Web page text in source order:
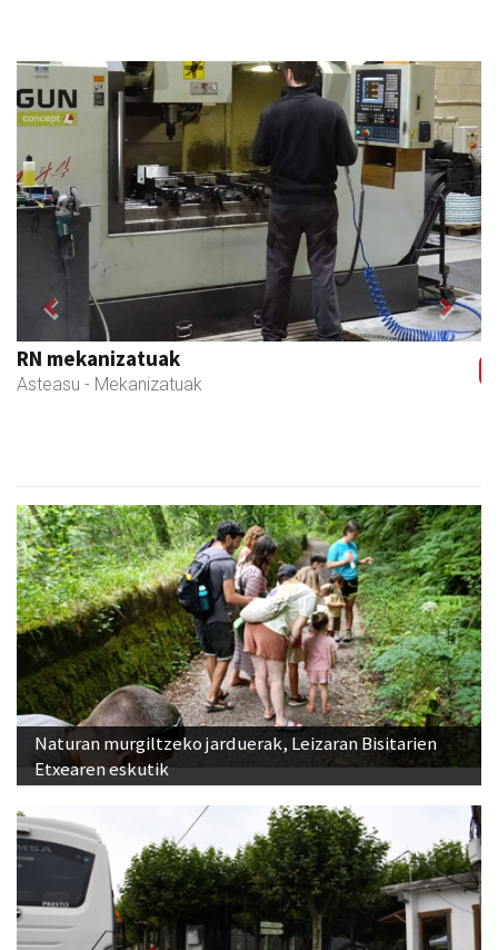
RN mekanizatuak
Asteasu - Mekanizatuak
Previous Next
Naturan murgiltzeko jarduerak, Leizaran Bisitarien
Etxearen eskutik